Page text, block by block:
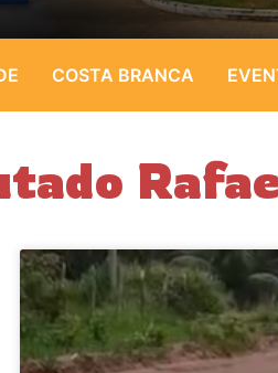
COSTA BRANCA